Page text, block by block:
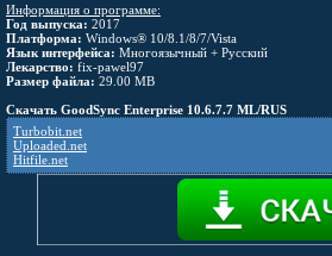
Информация о программе:
Год выпуска: 2017
Платформа: Windows® 10/8.1/8/7/Vista
Язык интерфейса: Многоязычный + Русский
Лекарство: fix-pawel97
Размер файла: 29.00 MB
Скачать GoodSync Enterprise 10.6.7.7 ML/RUS
Turbobit.net
Uploaded.net
Hitfile.net